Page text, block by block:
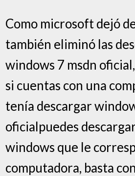
Como microsoft dejó
también eliminó las
windows 7 msdn
si cuentas con una
tenía descargar
oficialpuedes
windows que le
computadora, basta